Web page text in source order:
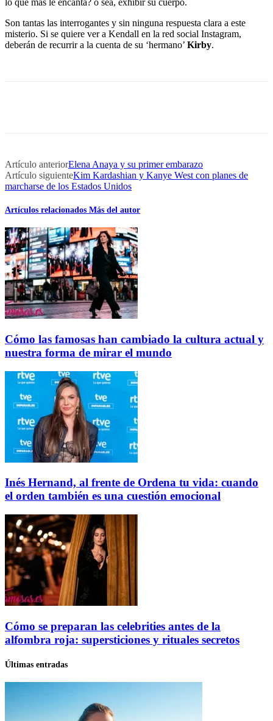
lo que más le encanta? o sea, exhibir su cuerpo.
Son tantas las interrogantes y sin ninguna respuesta clara a este
misterio. Si se quiere ver a Kendall en la red social Instagram,
deberán de recurrir a la cuenta de su ‘hermano’ Kirby.
Artículo anteriorElena Anaya y su primer embarazo
Artículo siguienteKim Kardashian y Kanye West con planes de
marcharse de los Estados Unidos
Artículos relacionados Más del autor
Cómo las famosas han cambiado la cultura actual y
nuestra forma de mirar el mundo
Inés Hernand, al frente de Ordena tu vida: cuando
el orden también es una cuestión emocional
Cómo se preparan las celebrities antes de la
alfombra roja: supersticiones y rituales secretos
Últimas entradas